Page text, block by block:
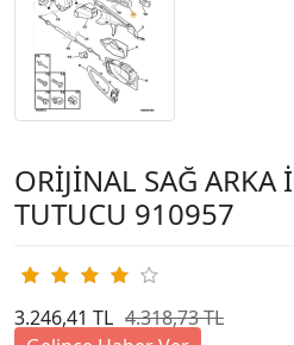
ORİJİNAL SAĞ ARKA
TUTUCU 910957
3.246,41 TL 4.318,73 TL